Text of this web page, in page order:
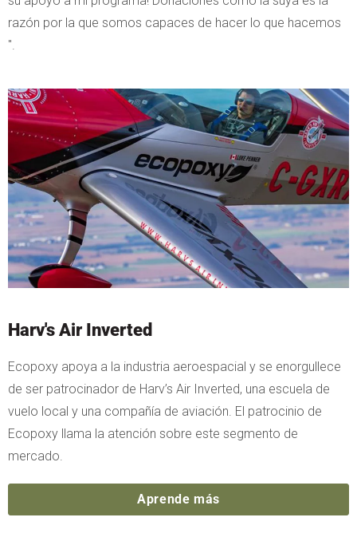
razón por la que somos capaces de hacer lo que hacemos
".
Harv's Air Inverted
Ecopoxy apoya a la industria aeroespacial y se enorgullece
de ser patrocinador de Harv’s Air Inverted, una escuela de
vuelo local y una compañía de aviación. El patrocinio de
Ecopoxy llama la atención sobre este segmento de
mercado.
Aprende más